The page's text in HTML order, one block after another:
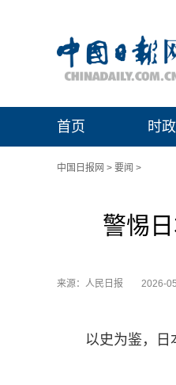
首页 时政
中国日报网 > 要闻 >
警惕
来源：人民日报 2026-
以史为鉴，日